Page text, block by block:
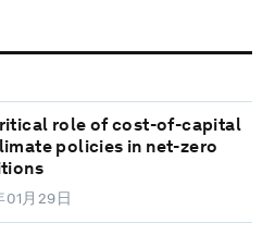
role of cost-of-capital
policies in net-zero
月29日